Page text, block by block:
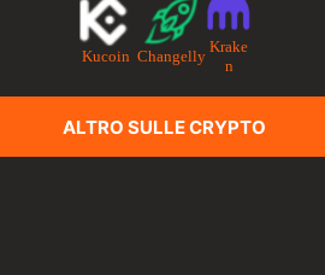
Kucoin Changelly
Krake
n
ALTRO SULLE CRYPTO